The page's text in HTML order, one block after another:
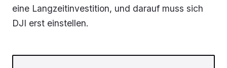
eine Langzeitinvestition, und darauf muss sich
DJI erst einstellen.